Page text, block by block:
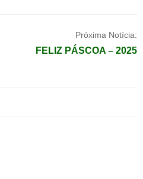
Próxima Notícia:
FELIZ PÁSCOA – 2025